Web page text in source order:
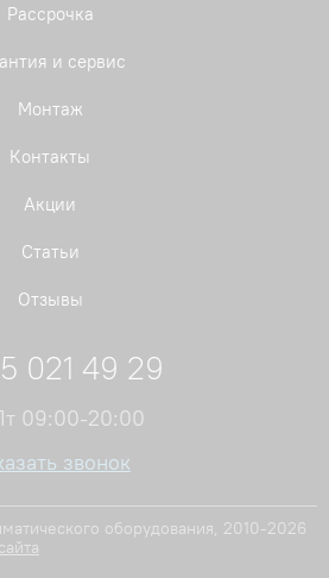
Рассрочка
и сервис
Монтаж
Контакты
Акции
Статьи
Отзывы
021 49 29
09:00-20:00
звонок
оборудования, 2010-2026